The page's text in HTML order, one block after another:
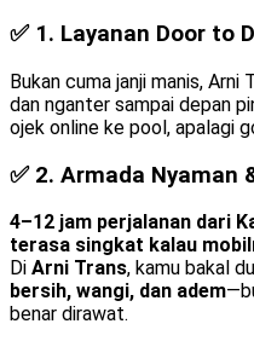
✅ 1. Layanan Door to
Bukan cuma janji manis, Arni
dan nganter sampai depan
ojek online ke pool, apalagi
✅ 2. Armada Nyaman
4–12 jam perjalanan dari
terasa singkat kalau
Di Arni Trans, kamu bakal
bersih, wangi, dan adem
benar dirawat.